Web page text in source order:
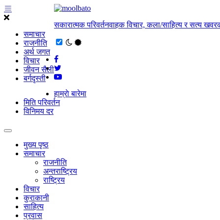
समाचार
राजनीति
अर्थ जगत
विचार
जीवन सैली
बर्गदृस्ती
सकारात्मक परिवर्तनवाहक विचार, कला/साहित्य र सत्य
हाम्राे बारेमा
मिति परिवर्तन
विनिमय दर
मुख्य पृष्ठ
समाचार
राजनीति
अन्तराष्ट्रिय
राष्ट्रिय
विचार
कुराकानी
साहित्य
प्रवास